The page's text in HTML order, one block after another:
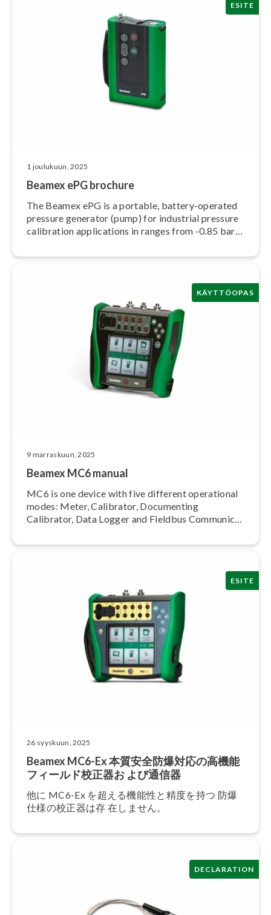
ESITE
1 joulukuun, 2025
Beamex ePG brochure
The Beamex ePG is a portable, battery-operated
pressure generator (pump) for industrial pressure
calibration applica­tions in ranges from -0.85 bar
effortless and quick way to generate pressure.
KÄYTTÖOPAS
9 marraskuun, 2025
Beamex MC6 manual
MC6 is one device with five different operational
modes: Meter, Calibrator, Documenting
Calibrator, Data Logger and Fieldbus Com­mu­nica­
ESITE
26 syyskuun, 2025
Beamex MC6-Ex 本質安全防爆対応の高機能
フィールド校正器お よび通信器
他に MC6-Ex を超える機能性と精度を持つ 防爆
仕様の校正器は存 在しません。
DECLARATION